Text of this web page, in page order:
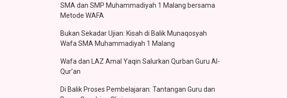
SMA dan SMP Muhammadiyah 1 Malang bersama
Metode WAFA
Bukan Sekadar Ujian: Kisah di Balik Munaqosyah
Wafa SMA Muhammadiyah 1 Malang
Wafa dan LAZ Amal Yaqin Salurkan Qurban Guru Al-
Qur’an
Di Balik Proses Pembelajaran: Tantangan Guru dan